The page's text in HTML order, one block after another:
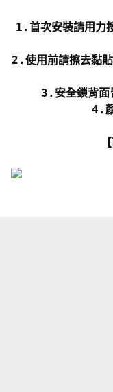
1.首次安裝請用力
2.使用前請擦去黏
3.安全鎖背面
4.